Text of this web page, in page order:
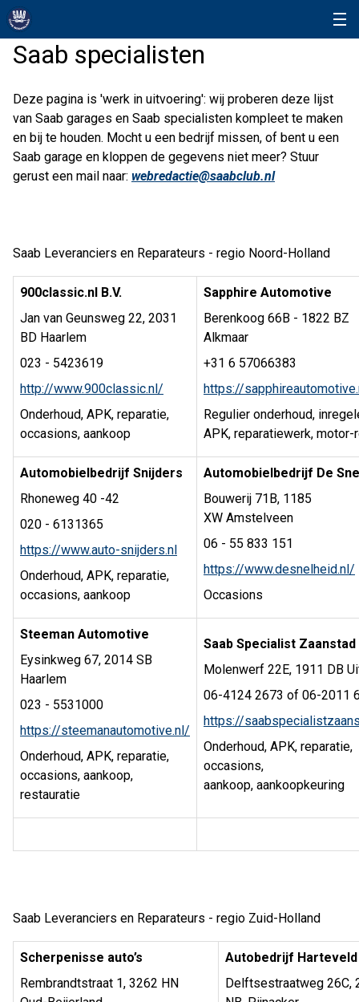
Saab specialisten
Deze pagina is 'werk in uitvoering': wij proberen deze lijst
van Saab garages en Saab specialisten kompleet te maken
en bij te houden. Mocht u een bedrijf missen, of bent u een
Saab garage en kloppen de gegevens niet meer? Stuur
gerust een mail naar: webredactie@saabclub.nl
Saab Leveranciers en Reparateurs - regio Noord-Holland
900classic.nl B.V.
Jan van Geunsweg 22, 2031
BD Haarlem
023 - 5423619
http://www.900classic.nl/
Onderhoud, APK, reparatie,
occasions, aankoop
Sapphire Automotive
Berenkoog 66B - 1822 BZ
Alkmaar
+31 6 57066383
https://
Regulier onderhoud,
APK, reparatiewerk,
Automobielbedrijf Snijders
Rhoneweg 40 -42
020 - 6131365
https://www.auto-snijders.nl
Onderhoud, APK, reparatie,
occasions, aankoop
Automobielbedrijf De
Bouwerij 71B, 1185
XW Amstelveen
06 - 55 833 151
https://www.desnelheid.nl/
Occasions
Steeman Automotive
Eysinkweg 67, 2014 SB
Haarlem
023 - 5531000
https://steemanautomotive.nl/
Onderhoud, APK, reparatie,
occasions, aankoop,
restauratie
Saab Specialist Zaanstad
Molenwerf 22E, 1911 DB
06-4124 2673 of 06-2011
https://
Onderhoud, APK, reparatie,
occasions,
aankoop, aankoopkeuring
Saab Leveranciers en Reparateurs - regio Zuid-Holland
Scherpenisse auto’s
Rembrandtstraat 1, 3262 HN
Autobedrijf Harteveld
Delftsestraatweg 26C,